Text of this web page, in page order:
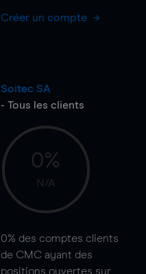
Créer un compte
Soitec SA
- Tous les clients
0%
N/A
0% des comptes clients
de CMC ayant des
positions ouvertes sur